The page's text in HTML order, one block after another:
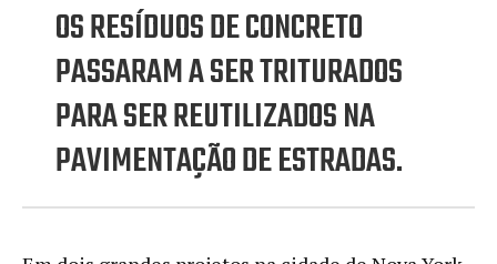
OS RESÍDUOS DE CONCRETO
PASSARAM A SER TRITURADOS
PARA SER REUTILIZADOS NA
PAVIMENTAÇÃO DE ESTRADAS.